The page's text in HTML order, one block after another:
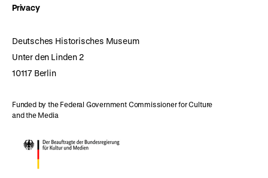
Privacy
Deutsches Historisches Museum
Unter den Linden 2
10117 Berlin
Funded by the Federal Government Commissioner for Culture
and the Media